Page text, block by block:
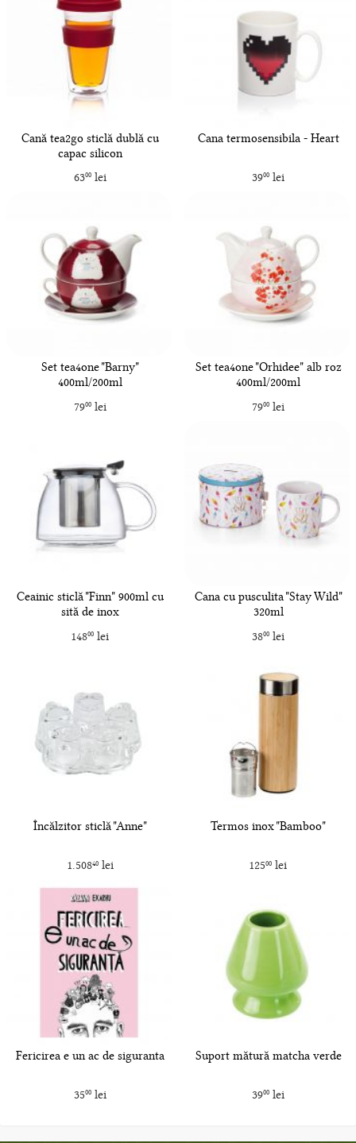
Cană tea2go sticlă dublă cu
capac silicon
6300lei
Cana termosensibila - Heart
3900lei
Set tea4one "Barny"
400ml/200ml
7900lei
Set tea4one "Orhidee" alb roz
400ml/200ml
7900lei
Ceainic sticlă "Finn" 900ml cu
sită de inox
14800 lei
Cana cu pusculita "Stay Wild"
320ml
3800lei
Încălzitor sticlă "Anne"
1.50840lei
Termos inox "Bamboo"
12500 lei
Fericirea e un ac de siguranta
3500lei
Suport mătură matcha verde
3900lei